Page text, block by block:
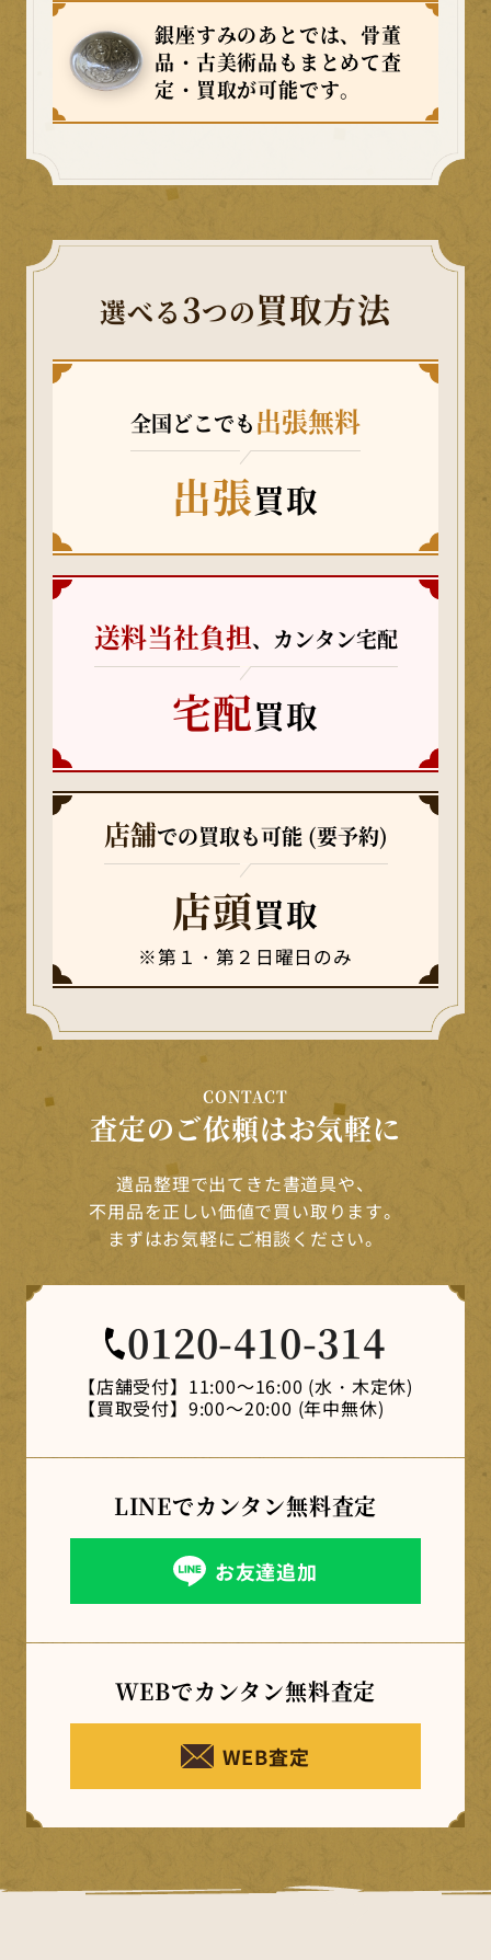
銀座すみのあとでは、骨董
品・古美術品もまとめて査
定・買取が可能です。
選べる3つの買取方法
全国どこでも出張無料
出張買取
送料当社負担、カンタン宅配
宅配買取
店舗での買取も可能 (要予約)
店頭買取
※第１・第２日曜日のみ
CONTACT
査定のご依頼はお気軽に
遺品整理で出てきた書道具や、
不用品を正しい価値で買い取ります。
まずはお気軽にご相談ください。
0120-410-314
【店舗受付】 11:00～16:00 (水・木定休)
【買取受付】 9:00～20:00 (年中無休)
LINEでカンタン無料査定
お友達追加
WEBでカンタン無料査定
WEB査定